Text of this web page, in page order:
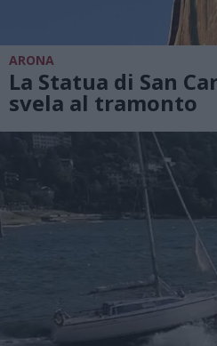
ARONA
La Statua di San
svela al tramonto